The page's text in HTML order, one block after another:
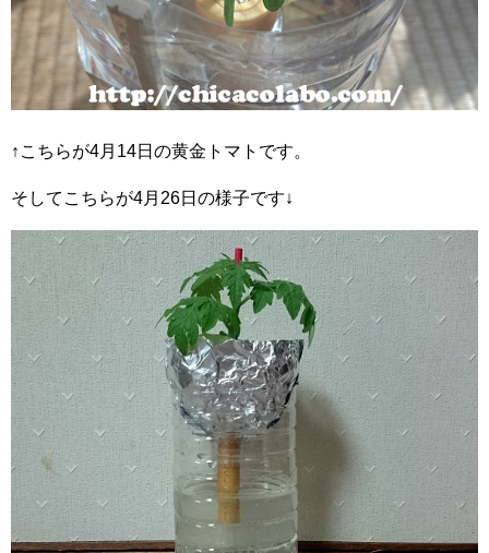
↑こちらが4月14日の黄金トマトです。
そしてこちらが4月26日の様子です↓